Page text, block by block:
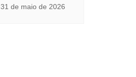
31 de maio de 2026